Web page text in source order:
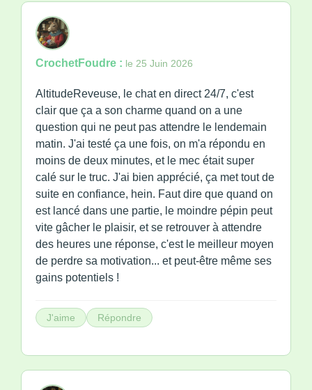
CrochetFoudre : le 25 Juin 2026
AltitudeReveuse, le chat en direct 24/7, c'est
clair que ça a son charme quand on a une
question qui ne peut pas attendre le lendemain
matin. J'ai testé ça une fois, on m'a répondu en
moins de deux minutes, et le mec était super
calé sur le truc. J'ai bien apprécié, ça met tout de
suite en confiance, hein. Faut dire que quand on
est lancé dans une partie, le moindre pépin peut
vite gâcher le plaisir, et se retrouver à attendre
des heures une réponse, c'est le meilleur moyen
de perdre sa motivation... et peut-être même ses
gains potentiels !
J'aime Répondre